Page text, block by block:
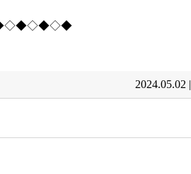
2024.05.02 |